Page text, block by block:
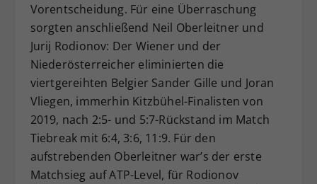
Vorentscheidung. Für eine Überraschung
sorgten anschließend Neil Oberleitner und
Jurij Rodionov: Der Wiener und der
Niederösterreicher eliminierten die
viertgereihten Belgier Sander Gille und Joran
Vliegen, immerhin Kitzbühel-Finalisten von
2019, nach 2:5- und 5:7-Rückstand im Match
Tiebreak mit 6:4, 3:6, 11:9. Für den
aufstrebenden Oberleitner war’s der erste
Matchsieg auf ATP-Level, für Rodionov